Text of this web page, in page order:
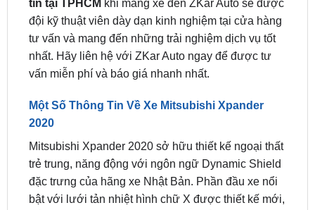
Đặc biệt, khách hàng đang tìm kiếmđịa chỉ độ
Body Kit MDP V4 Mitsubishi Xpander 2020 uy
tín tại TPHCM khi mang xe đến ZKar Auto sẽ được
đội kỹ thuật viên dày dạn kinh nghiệm tại cửa hàng
nhất. Hãy liên hệ với ZKar Auto ngay để được tư
vấn miễn phí và báo giá nhanh nhất.
Một Số Thông Tin Về Xe Mitsubishi Xpander
2020
Mitsubishi Xpander 2020 sở hữu thiết kế ngoại thất